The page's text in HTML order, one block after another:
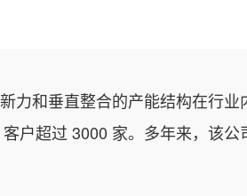
力和垂直整合的产能结构在行
户超过 3000 家。多年来，该